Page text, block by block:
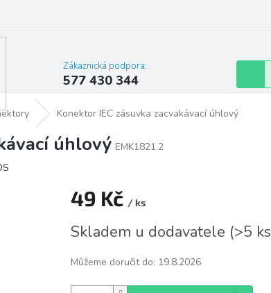
Zákaznická podpora:
577 430 344
Konektor IEC zásuvka zacvakávací úhlový
úhlový EMK1821.2
49 Kč / ks
cena:
Skladem u dodavatele (>5 ks
Můžeme doručit do: 19.8.2026